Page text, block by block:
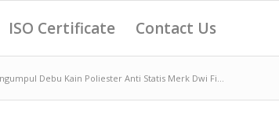
ISO Certificate Contact Us
Debu Kain Poliester Anti Statis Merk Dwi Fi...